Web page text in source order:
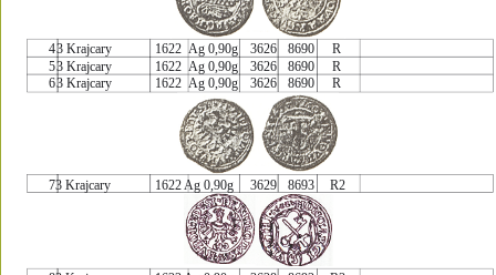
4
5
6
3 Krajcary
3 Krajcary
3 Krajcary
1622
1622
1622
Ag 0,90g
Ag 0,90g
Ag 0,90g
3626
3626
3626
8690
8690
8690
R
R
R
73 Krajcary 1622 Ag 0,90g 3629 8693 R2